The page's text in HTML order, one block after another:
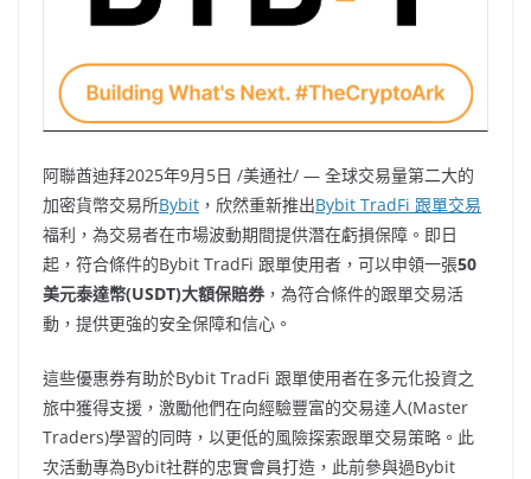
阿聯酋迪拜2025年9月5日 /美通社/ — 全球交易量第二大的
加密貨幣交易所Bybit ，欣然重新推出Bybit TradFi 跟單交易
福利，為交易者在市場波動期間提供潛在虧損保障。即日
起，符合條件的Bybit TradFi 跟單使用者，可以申領一張50
美元泰達幣(USDT)大額保賠券，為符合條件的跟單交易活
動，提供更強的安全保障和信心。
這些優惠券有助於Bybit TradFi 跟單使用者在多元化投資之
旅中獲得支援，激勵他們在向經驗豐富的交易達人(Master
Traders)學習的同時，以更低的風險探索跟單交易策略。此
次活動專為Bybit社群的忠實會員打造，此前參與過Bybit